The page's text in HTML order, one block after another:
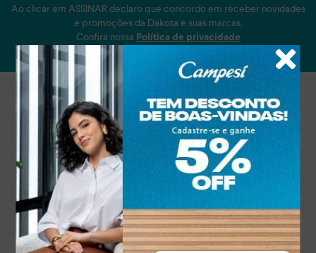
Ao clicar em ASSINAR declaro que concordo em receber novidades
e promoções da Dakota e suas marcas.
Confira nossa Política de privacidade
Atendimento
A empresa
Condições gerais de compra
Política de privacidade
Troca e Devolução
Clube de Águias
Passo Certo